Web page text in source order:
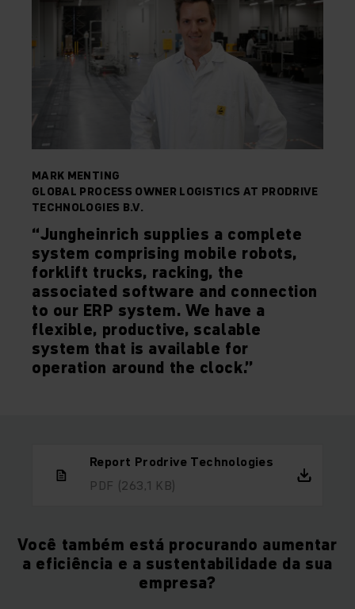
MARK MENTING
GLOBAL PROCESS OWNER LOGISTICS AT PRODRIVE
TECHNOLOGIES B.V.
“Jungheinrich supplies a complete
system comprising mobile robots,
forklift trucks, racking, the
associated software and connection
to our ERP system. We have a
flexible, productive, scalable
system that is available for
operation around the clock.”
Report Prodrive Technologies
PDF (263,1 KB)
Você também está procurando aumentar
a eficiência e a sustentabilidade da sua
empresa?